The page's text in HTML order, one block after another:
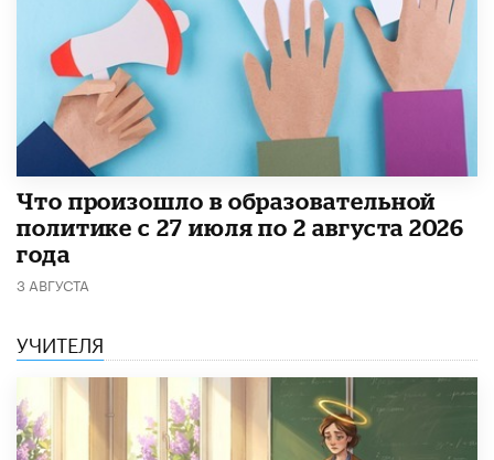
​Что произошло в образовательной
политике с 27 июля по 2 августа 2026
года
3 АВГУСТА
УЧИТЕЛЯ